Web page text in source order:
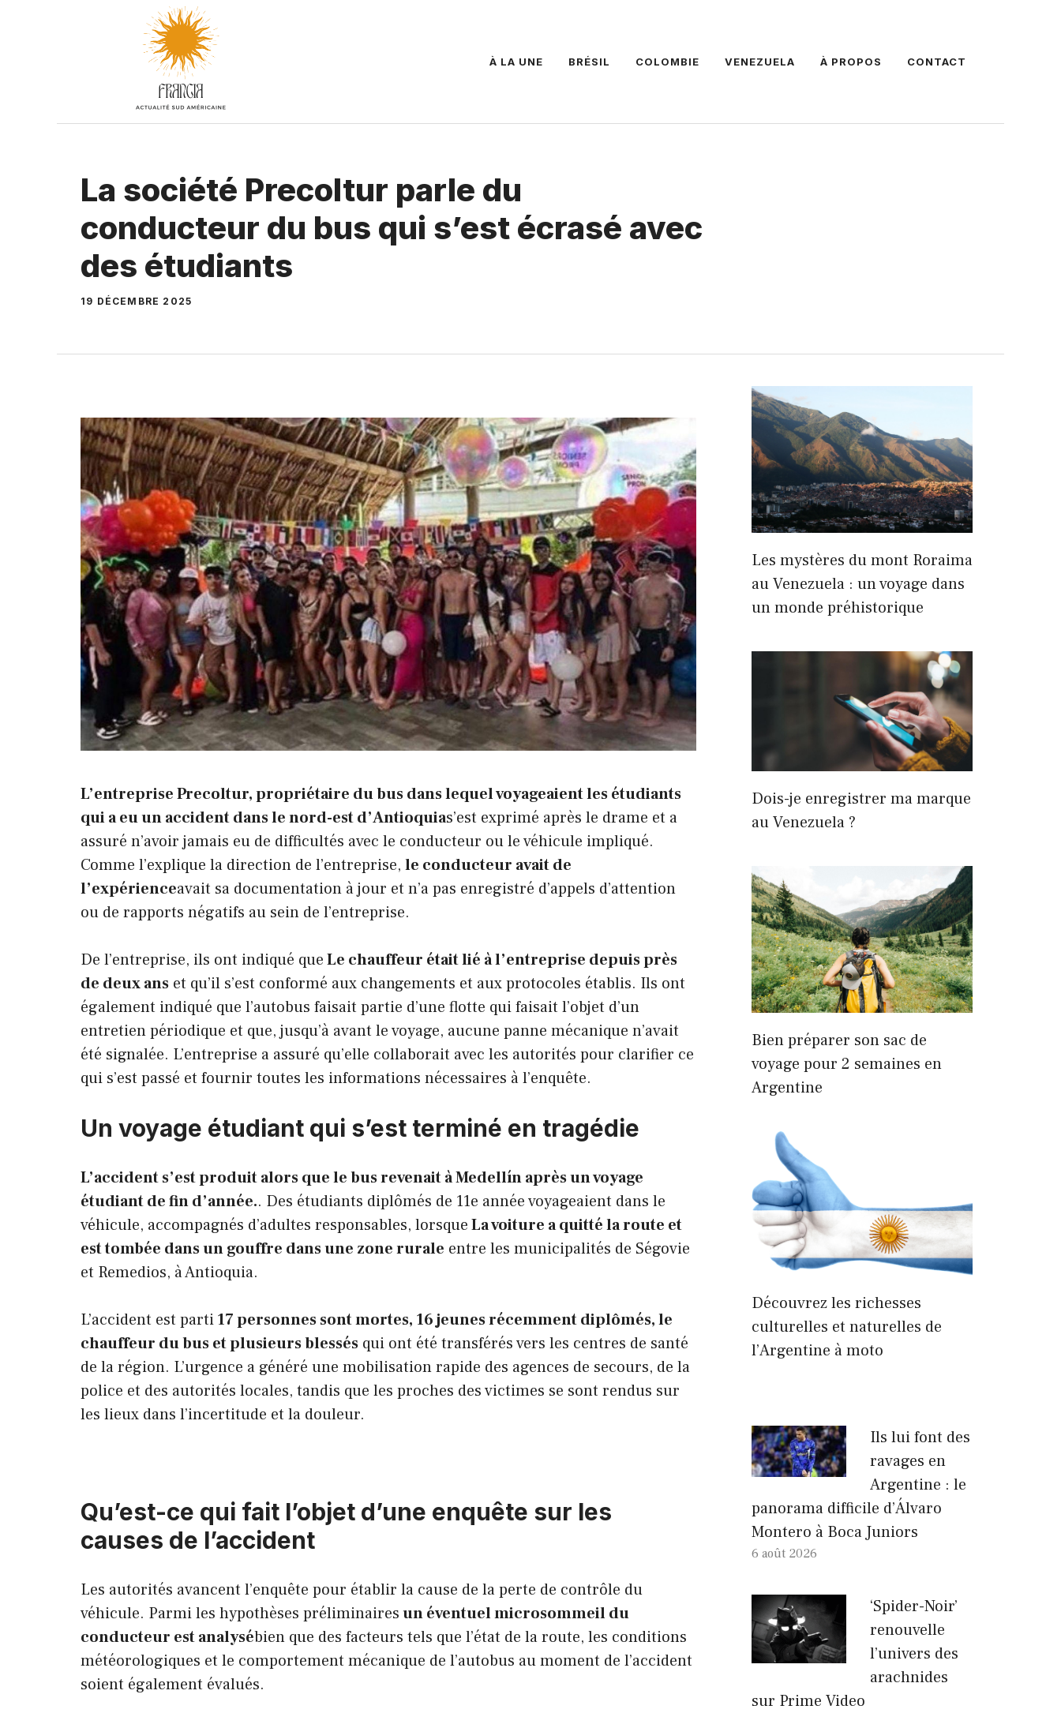
À LA UNE BRÉSIL COLOMBIE VENEZUELA À PROPOS CONTACT
La société Precoltur parle du
conducteur du bus qui s’est écrasé avec
des étudiants
19 DÉCEMBRE 2025
L’entreprise Precoltur, propriétaire du bus dans lequel voyageaient les étudiants
qui a eu un accident dans le nord-est d’Antioquias’est exprimé après le drame et a
assuré n’avoir jamais eu de difficultés avec le conducteur ou le véhicule impliqué.
Comme l’explique la direction de l’entreprise, le conducteur avait de
l’expérienceavait sa documentation à jour et n’a pas enregistré d’appels d’attention
ou de rapports négatifs au sein de l’entreprise.
De l’entreprise, ils ont indiqué queLe chauffeur était lié à l’entreprise depuis près
de deux ans et qu’il s’est conformé aux changements et aux protocoles établis. Ils ont
également indiqué que l’autobus faisait partie d’une flotte qui faisait l’objet d’un
entretien périodique et que, jusqu’à avant le voyage, aucune panne mécanique n’avait
été signalée. L’entreprise a assuré qu’elle collaborait avec les autorités pour clarifier ce
qui s’est passé et fournir toutes les informations nécessaires à l’enquête.
Un voyage étudiant qui s’est terminé en tragédie
L’accident s’est produit alors que le bus revenait à Medellín après un voyage
étudiant de fin d’année.. Des étudiants diplômés de 11e année voyageaient dans le
véhicule, accompagnés d’adultes responsables, lorsqueLa voiture a quitté la route et
est tombée dans un gouffre dans une zone rurale entre les municipalités de Ségovie
et Remedios, à Antioquia.
L’accident est parti17 personnes sont mortes, 16 jeunes récemment diplômés, le
chauffeur du bus et plusieurs blessés qui ont été transférés vers les centres de santé
de la région. L’urgence a généré une mobilisation rapide des agences de secours, de la
police et des autorités locales, tandis que les proches des victimes se sont rendus sur
les lieux dans l’incertitude et la douleur.
Qu’est-ce qui fait l’objet d’une enquête sur les
causes de l’accident
Les autorités avancent l’enquête pour établir la cause de la perte de contrôle du
véhicule. Parmi les hypothèses préliminairesun éventuel microsommeil du
conducteur est analysébien que des facteurs tels que l’état de la route, les conditions
météorologiques et le comportement mécanique de l’autobus au moment de l’accident
soient également évalués.
Les mystères du mont Roraima
au Venezuela : un voyage dans
un monde préhistorique
Dois-je enregistrer ma marque
au Venezuela ?
Bien préparer son sac de
voyage pour 2 semaines en
Argentine
Découvrez les richesses
culturelles et naturelles de
l’Argentine à moto
Ils lui font des
ravages en
Argentine : le
panorama difficile d’Álvaro
Montero à Boca Juniors
6 août 2026
‘Spider-Noir’
renouvelle
l’univers des
arachnides
sur Prime Video